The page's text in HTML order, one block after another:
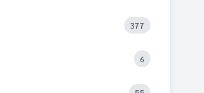
377
6